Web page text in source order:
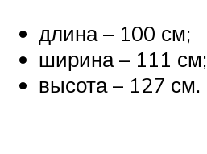
длина – 100 см;
ширина – 111 см;
высота – 127 см.